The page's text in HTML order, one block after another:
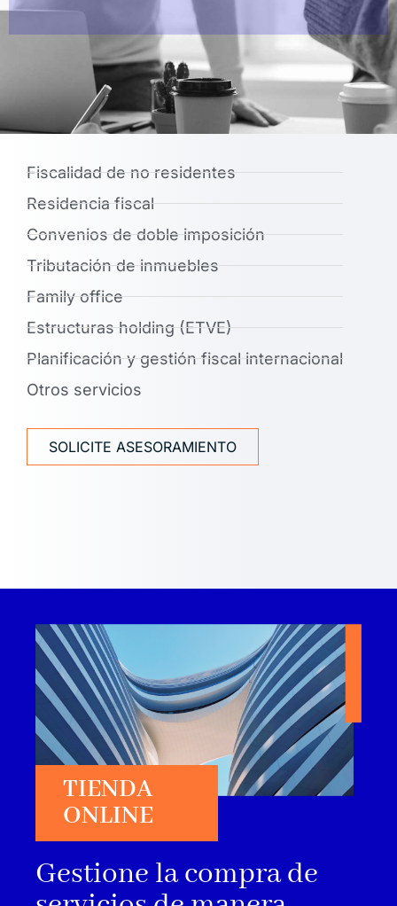
Fiscalidad de no residentes
Residencia fiscal
Convenios de doble imposición
Tributación de inmuebles
Family office
Estructuras holding (ETVE)
Planificación y gestión fiscal internacional
Otros servicios
SOLICITE ASESORAMIENTO
TIENDA
ONLINE
Gestione la compra de